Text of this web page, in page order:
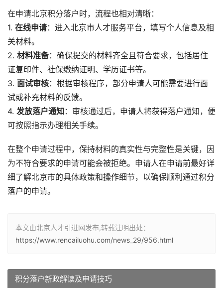
在申请北京积分落户时，流程也相对清晰：
1. 在线申请：进入北京市人才服务平台，填写个人信息及相
关材料。
2. 材料准备：确保提交的材料齐全且符合要求，包括居住
证复印件、社保缴纳证明、学历证书等。
3. 面试审核：根据审核程序，部分申请人可能需要进行面
试或补充材料的反馈。
4. 发放落户通知 ：审核通过后，申请人将获得落户通知，便
可按照指示办理相关手续。
在整个申请过程中，保持材料的真实性与完整性是关键，因
为不符合要求的申请可能会被拒绝。申请人在申请前最好详
细了解北京市的具体政策和操作细节，以确保顺利通过积分
落户的申请。
本文由北京人才引进网发布,转载注明出处：
https://www.rencailuohu.com/news_29/956.html
积分落户新政解读及申请技巧